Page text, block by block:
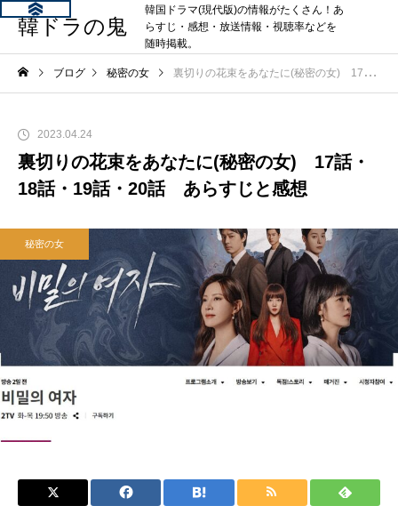
韓ドラの鬼
韓国ドラマ(現代版)の情報がたくさん！あ
らすじ・感想・放送情報・視聴率などを
随時掲載。
ブログ 秘密の女 裏切りの花束をあなたに(秘密の女) 17話・18話・19話・20話 あらすじと感想
2023.04.24
裏切りの花束をあなたに(秘密の女) 17話・
18話・19話・20話 あらすじと感想
秘密の女